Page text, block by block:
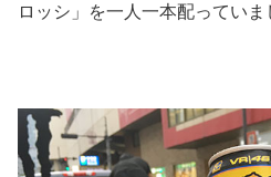
ロッシ」を一人一本配っていま